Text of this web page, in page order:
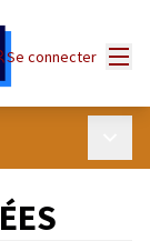
Se connecter